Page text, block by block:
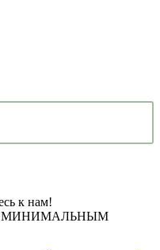
к нам!
МИНИМАЛЬНЫМ